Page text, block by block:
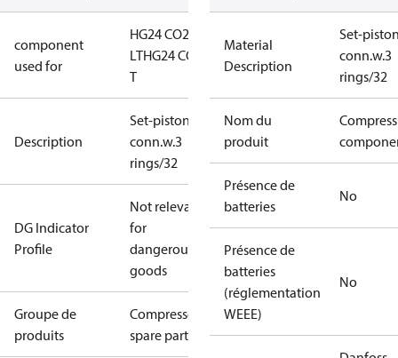
component
used for
HG24 CO2
LTHG24 CO2
T
Description
Set-piston-
conn.w.3
rings/32
DG Indicator
Profile
Not relevant
for
dangerous
goods
Groupe de
produits
Compressors
spare parts
Material
Description
Set-
conn.w.3
rings/32
Nom du
produit
Présence de
batteries
No
Présence de
batteries
(réglementation
WEEE)
No